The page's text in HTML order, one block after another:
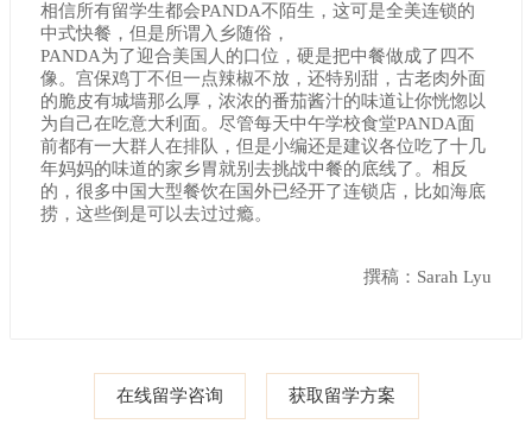
相信所有留学生都会PANDA不陌生，这可是全美连锁的
中式快餐，但是所谓入乡随俗，
PANDA为了迎合美国人的口位，硬是把中餐做成了四不
像。宫保鸡丁不但一点辣椒不放，还特别甜，古老肉外面
的脆皮有城墙那么厚，浓浓的番茄酱汁的味道让你恍惚以
为自己在吃意大利面。尽管每天中午学校食堂PANDA面
前都有一大群人在排队，但是小编还是建议各位吃了十几
年妈妈的味道的家乡胃就别去挑战中餐的底线了。相反
的，很多中国大型餐饮在国外已经开了连锁店，比如海底
捞，这些倒是可以去过过瘾。
撰稿：Sarah Lyu
在线留学咨询 获取留学方案